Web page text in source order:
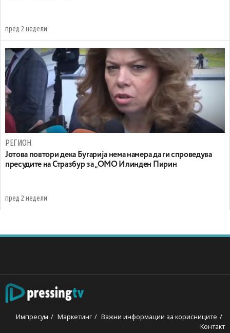
пред 2 недели
РЕГИОН
Јотова повтори дека Бугарија нема намера да ги спроведува
пресудите на Стразбур за „ОМО Илинден Пирин
пред 2 недели
Импресум Маркетинг
Важни информации за корисниците
Контакт